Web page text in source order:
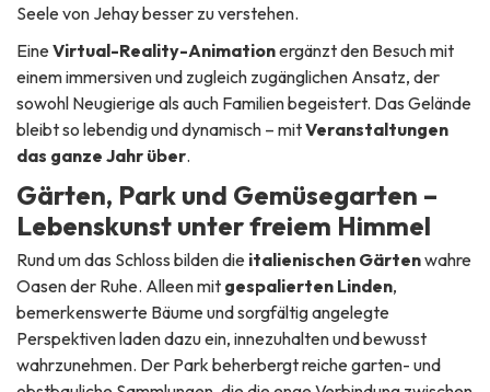
Seele von Jehay besser zu verstehen.
EineVirtual-Reality-Animationergänzt den Besuch mit
einem immersiven und zugleich zugänglichen Ansatz, der
sowohl Neugierige als auch Familien begeistert. Das Gelände
bleibt so lebendig und dynamisch – mitVeranstaltungen
das ganze Jahr über.
Gärten, Park und Gemüsegarten –
Lebenskunst unter freiem Himmel
Rund um das Schloss bilden die italienischen Gärtenwahre
Oasen der Ruhe. Alleen mit gespalier­ten Linden,
bemerkenswerte Bäume und sorgfältig angelegte
Perspektiven laden dazu ein, innezuhalten und bewusst
wahrzunehmen. Der Park beherbergt reiche garten- und